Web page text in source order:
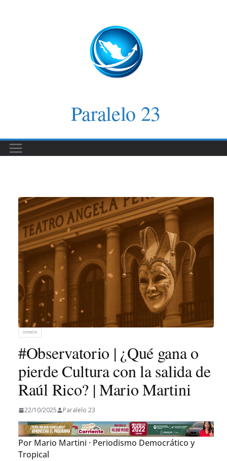
Paralelo 23
OPINIÓN
#Observatorio | ¿Qué gana o
pierde Cultura con la salida de
Raúl Rico? | Mario Martini
22/10/2025 Paralelo 23
Por Mario Martini · Periodismo Democrático y
Tropical